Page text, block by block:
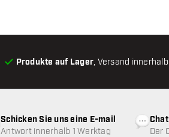
Produkte auf Lager, Versand
Schicken Sie uns eine E-mail
Antwort innerhalb 1 Werktag
Der